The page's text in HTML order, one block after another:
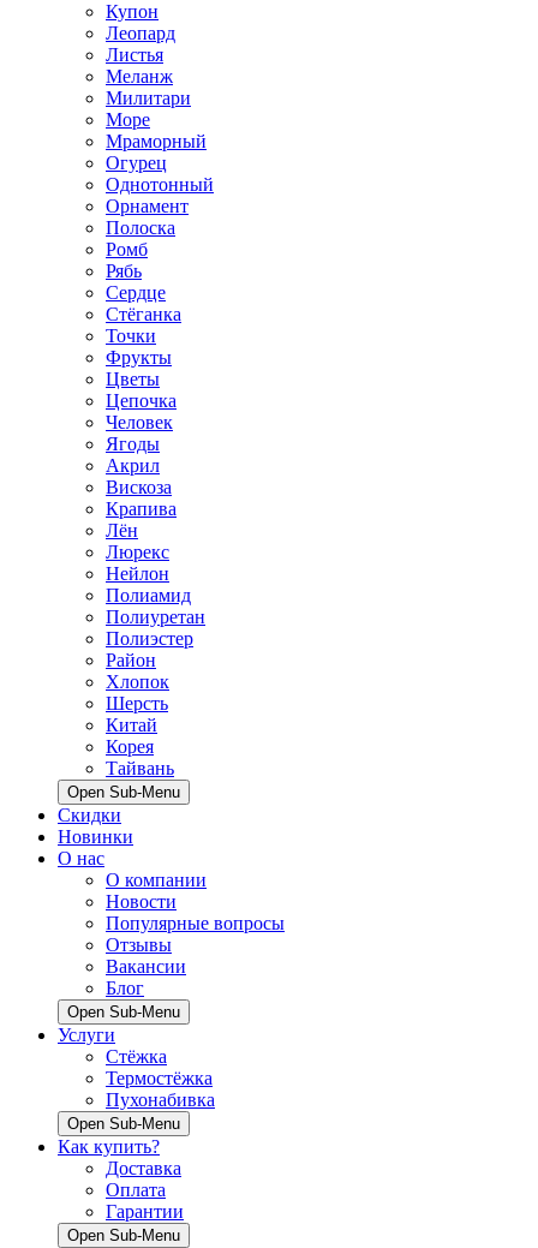
Купон
Леопард
Листья
Меланж
Милитари
Море
Мраморный
Огурец
Однотонный
Орнамент
Полоска
Ромб
Рябь
Сердце
Стёганка
Точки
Фрукты
Цветы
Цепочка
Человек
Ягоды
Акрил
Вискоза
Крапива
Лён
Люрекс
Нейлон
Полиамид
Полиуретан
Полиэстер
Район
Хлопок
Шерсть
Китай
Корея
Тайвань
Open Sub-Menu
Скидки
Новинки
О нас
О компании
Новости
Популярные вопросы
Отзывы
Вакансии
Блог
Open Sub-Menu
Услуги
Стёжка
Термостёжка
Пухонабивка
Open Sub-Menu
Как купить?
Доставка
Оплата
Гарантии
Open Sub-Menu